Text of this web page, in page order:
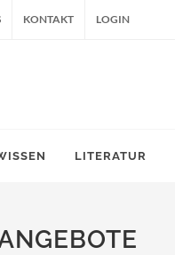
KONTAKT LOGIN
LITERATUR